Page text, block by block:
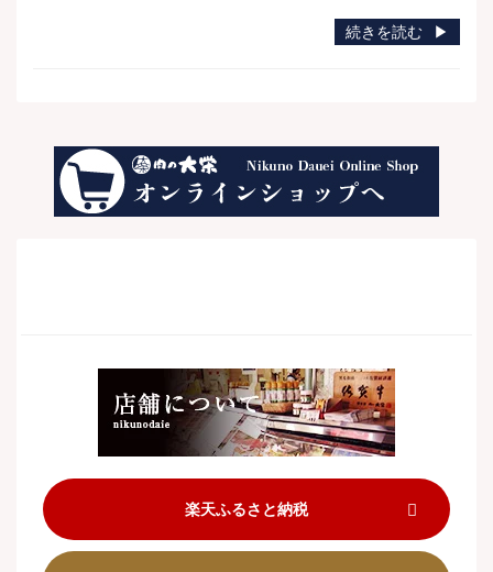
続きを読む
楽天ふるさと納税